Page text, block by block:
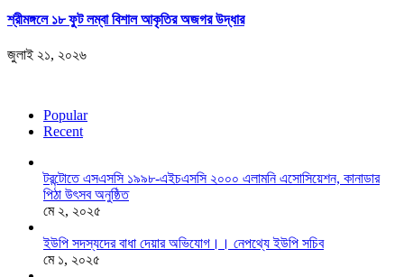
শ্রীমঙ্গলে ১৮ ফুট লম্বা বিশাল আকৃতির অজগর উদ্ধার
জুলাই ২১, ২০২৬
Popular
Recent
টরন্টোতে এসএসসি ১৯৯৮-এইচএসসি ২০০০ এলামনি এসোসিয়েশন, কানাডার
পিঠা উৎসব অনুষ্ঠিত
মে ২, ২০২৫
ইউপি সদস্যদের বাধা দেয়ার অভিযোগ।। নেপথ্যে ইউপি সচিব
মে ১, ২০২৫